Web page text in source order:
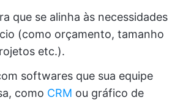
que se alinha às necessidades
(como orçamento, tamanho
etc.).
softwares que sua equipe
como CRM ou gráfico de